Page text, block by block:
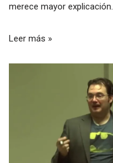
merece mayor explicación.
Leer más »